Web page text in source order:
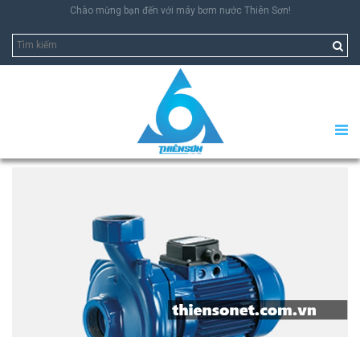
Chào mừng bạn đến với máy bơm nước Thiên Sơn!